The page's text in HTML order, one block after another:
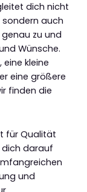
dich nicht
sondern auch
zu und
Wünsche.
kleine
eine größere
finden die
für Qualität
dich darauf
und